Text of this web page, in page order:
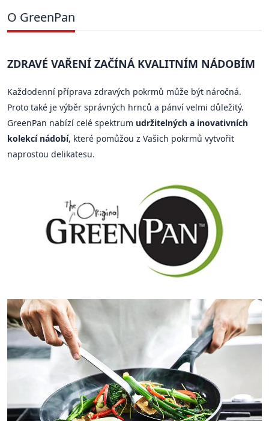
O GreenPan
ZDRAVÉ VAŘENÍ ZAČÍNÁ KVALITNÍM NÁDOBÍM
Každodenní příprava zdravých pokrmů může být náročná.
Proto také je výběr správných hrnců a pánví velmi důležitý.
GreenPan nabízí celé spektrum udržitelných a inovativních
kolekcí nádobí, které pomůžou z Vašich pokrmů vytvořit
naprostou delikatesu.